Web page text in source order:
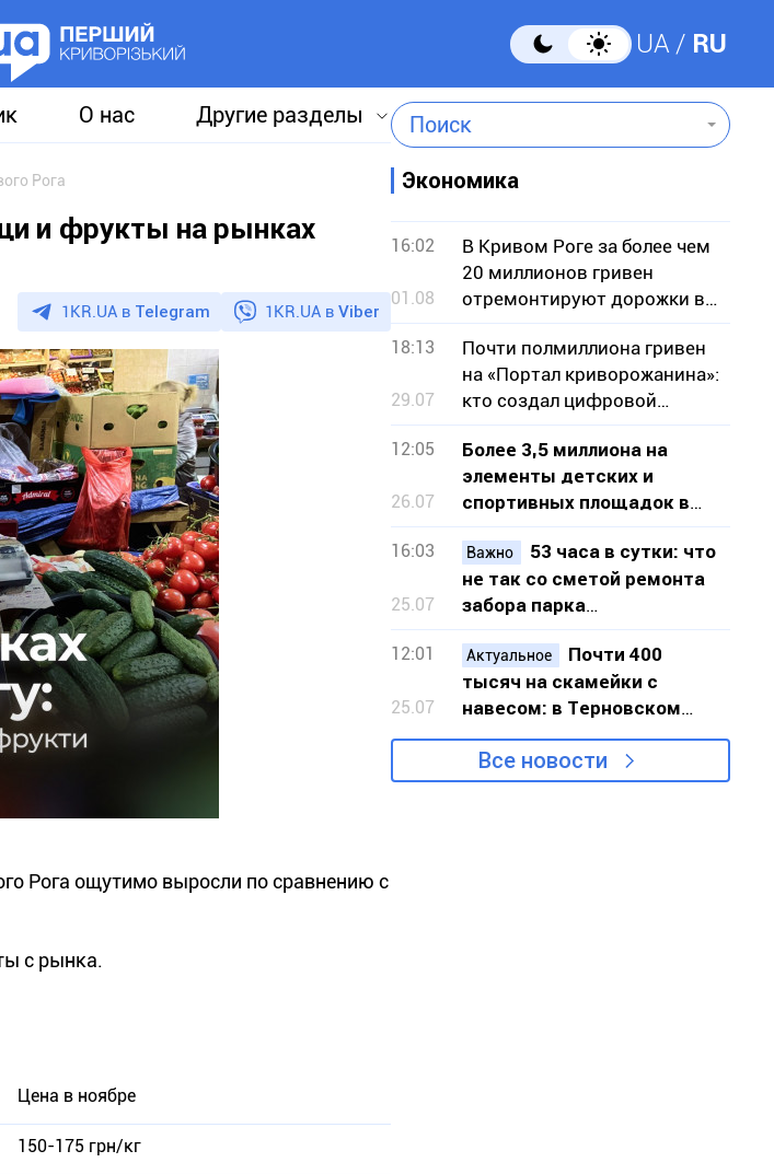
UA RU
О нас Другие разделы Поиск
Рога
и фрукты на рынках
1KR.UA в Telegram 1KR.UA в Viber
Рога ощутимо выросли по сравнению с
с рынка.
Цена в ноябре
150-175 грн/кг
Экономика
16:02
01.08
В Кривом Роге за более чем
20 миллионов гривен
отремонтируют дорожки в
парке
18:13
29.07
Почти полмиллиона гривен
на «Портал криворожанина»:
кто создал цифровой
сервис для горожан
12:05
26.07
Более 3,5 миллиона на
элементы детских и
спортивных площадок в
шести локациях Кривого
Рога
16:03
25.07
Важно
53 часа в сутки: что
не так со сметой ремонта
забора парка
«Шахтёрский» в Кривом
Роге
12:01
25.07
Актуальное
Почти 400
тысяч на скамейки с
навесом: в Терновском
районе Кривого Рога
закупят 20 новых скамеек
Все новости